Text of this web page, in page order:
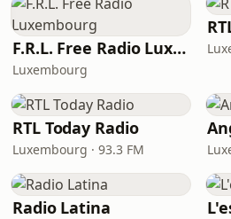
F.R.L. Free Radio Luxembourg
Luxembourg
RTL Today Radio
Luxembourg · 93.3 FM
Radio Latina